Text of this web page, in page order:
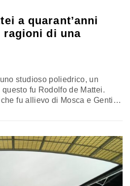
a quarant’anni
ragioni di una
studioso poliedrico, un
fu Rodolfo de Mattei.
fu allievo di Mosca e Gentile.